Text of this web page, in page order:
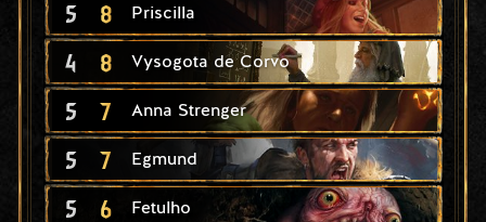
5 8 Priscilla
4 8 Vysogota de Corvo
5 7 Anna Strenger
5 7 Egmund
5 6 Fetulho